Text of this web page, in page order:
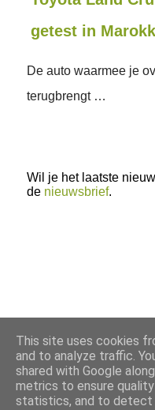
getest in
De auto waarmee je
terugbrengt …
Wil je het laatste
de nieuwsbrief.
This site uses cookies
and to analyze traffic.
shared with Google
metrics to ensure
statistics, and to detect